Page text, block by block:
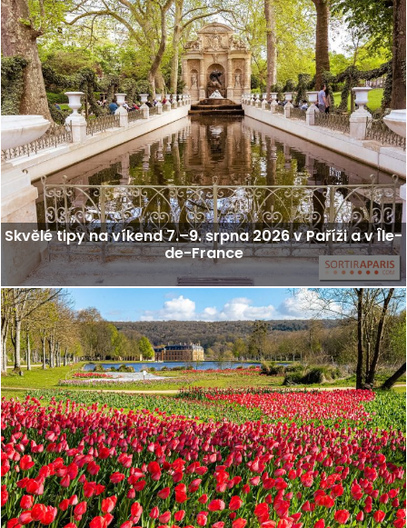
Skvělé tipy na víkend 7.–9. srpna 2026 v Paříži a v Île-
de-France